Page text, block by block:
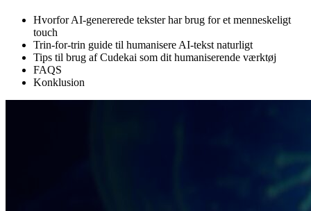
Hvorfor AI-genererede tekster har brug for et menneskeligt
touch
Trin-for-trin guide til humanisere AI-tekst naturligt
Tips til brug af Cudekai som dit humaniserende værktøj
FAQS
Konklusion